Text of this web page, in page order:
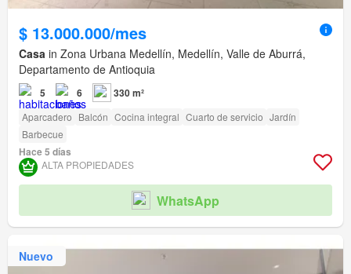
$ 13.000.000/mes
Casa in Zona Urbana Medellín, Medellín, Valle de Aburrá,
Departamento de Antioquia
5 6 330 m²
Aparcadero Balcón Cocina integral Cuarto de servicio Jardín
Barbecue
Hace 5 días
ALTA PROPIEDADES
WhatsApp
Nuevo